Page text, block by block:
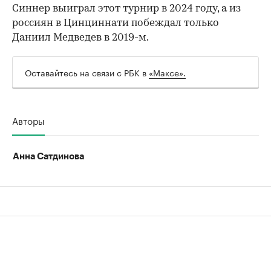
00:00 / 00:00
Синнер выиграл этот турнир в 2024 году, а из
россиян в Цинциннати побеждал только
Даниил Медведев в 2019-м.
Оставайтесь на связи с РБК в «Максе».
Авторы
Анна Сатдинова